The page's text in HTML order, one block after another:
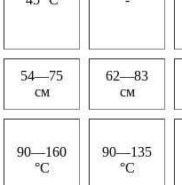
54—75
см
62—83
см
90—160
°C
90—135
°C